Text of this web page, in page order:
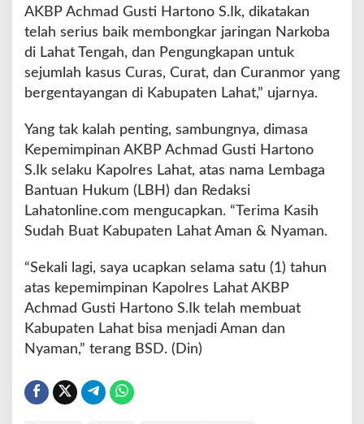
AKBP Achmad Gusti Hartono S.Ik, dikatakan
telah serius baik membongkar jaringan Narkoba
di Lahat Tengah, dan Pengungkapan untuk
sejumlah kasus Curas, Curat, dan Curanmor yang
bergentayangan di Kabupaten Lahat,” ujarnya.
Yang tak kalah penting, sambungnya, dimasa
Kepemimpinan AKBP Achmad Gusti Hartono
S.Ik selaku Kapolres Lahat, atas nama Lembaga
Bantuan Hukum (LBH) dan Redaksi
Lahatonline.com mengucapkan. “Terima Kasih
Sudah Buat Kabupaten Lahat Aman & Nyaman.
“Sekali lagi, saya ucapkan selama satu (1) tahun
atas kepemimpinan Kapolres Lahat AKBP
Achmad Gusti Hartono S.Ik telah membuat
Kabupaten Lahat bisa menjadi Aman dan
Nyaman,” terang BSD. (Din)